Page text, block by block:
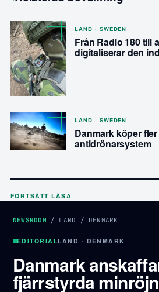
LAND · SWEDEN
Från Radio 180 till
digitaliserar den
LAND · SWEDEN
Danmark köper
antidrönarsystem
FORTSÄTT LÄSA
NEWSROOM / LAND / DENMARK
EDITORIALLAND · DENMARK
Danmark
fjärrstyrda